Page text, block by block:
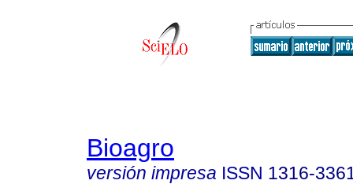
Bioagro
versión impresa ISSN 1316-